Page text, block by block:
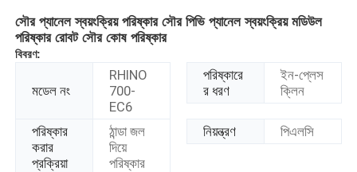
সৌর প্যানেল স্বয়ংক্রিয় পরিষ্কার সৌর পিভি প্যানেল স্বয়ংক্রিয় মডিউল
পরিষ্কার রোবট সৌর কোষ পরিষ্কার
বিবরণ:
মডেল নং
RHINO
700-
EC6
পরিষ্কারে
র ধরণ
ইন-প্লেস
ক্লিন
পরিষ্কার
করার
প্রক্রিয়া
ঠান্ডা জল
দিয়ে
পরিষ্কার
নিয়ন্ত্রণ পিএলসি